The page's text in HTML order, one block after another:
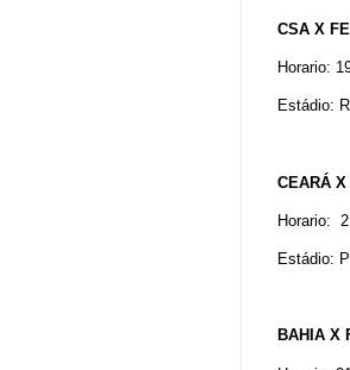
CSA X
Horario:
Estádio:
CEARÁ
Horario:
Estádio:
BAHIA X